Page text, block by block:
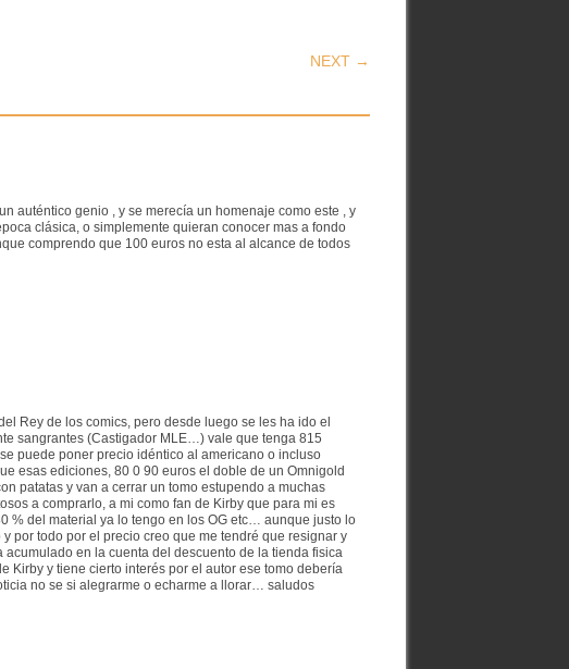
NEXT →
auténtico genio , y se merecía un homenaje como este , y
clásica, o simplemente quieran conocer mas a fondo
comprendo que 100 euros no esta al alcance de todos
Rey de los comics, pero desde luego se les ha ido el
sangrantes (Castigador MLE…) vale que tenga 815
puede poner precio idéntico al americano o incluso
esas ediciones, 80 0 90 euros el doble de un Omnigold
patatas y van a cerrar un tomo estupendo a muchas
a comprarlo, a mi como fan de Kirby que para mi es
% del material ya lo tengo en los OG etc… aunque justo lo
por todo por el precio creo que me tendré que resignar y
en la cuenta del descuento de la tienda fisica
y tiene cierto interés por el autor ese tomo debería
no se si alegrarme o echarme a llorar… saludos